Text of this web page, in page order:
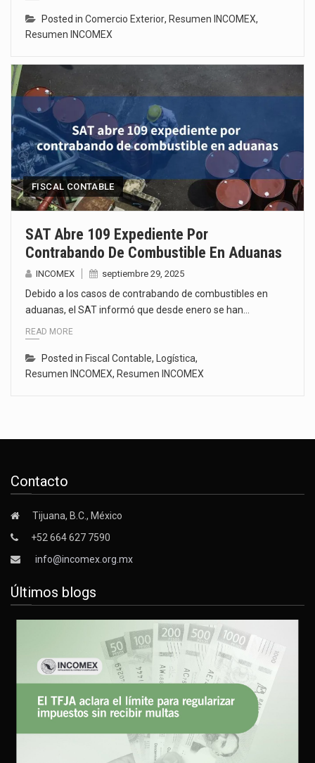
Posted in Comercio Exterior, Resumen INCOMEX,
Resumen INCOMEX
FISCAL CONTABLE
SAT Abre 109 Expediente Por
Contrabando De Combustible En Aduanas
INCOMEX septiembre 29, 2025
Debido a los casos de contrabando de combustibles en
aduanas, el SAT informó que desde enero se han…
READ MORE
Posted in Fiscal Contable, Logística,
Resumen INCOMEX, Resumen INCOMEX
Contacto
Tijuana, B.C., México
+52 664 627 7590
info@incomex.org.mx
Últimos blogs